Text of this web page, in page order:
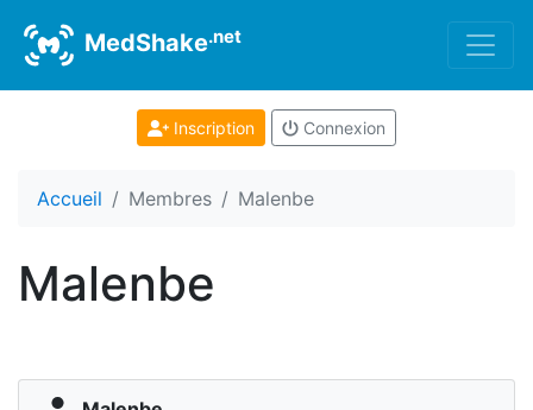
MedShake.net
Inscription Connexion
Accueil Membres Malenbe
Malenbe